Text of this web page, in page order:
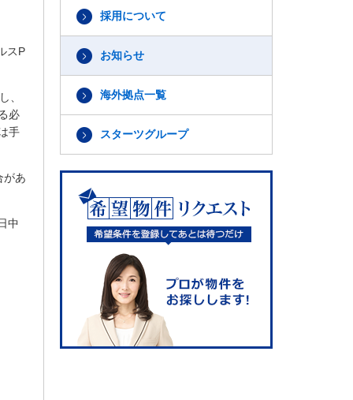
スP
、
必
手
があ
中
採用について
お知らせ
海外拠点一覧
スターツグループ